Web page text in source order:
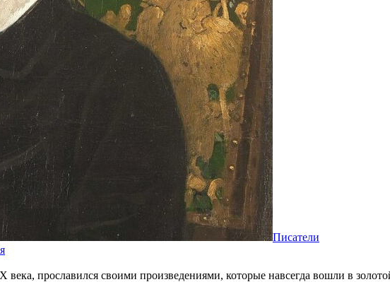
Писатели
прославился своими произведениями, которые навсегда вошли в